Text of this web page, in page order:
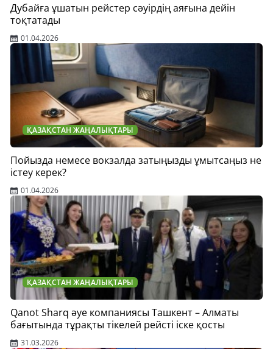
Дубайға ұшатын рейстер сәуірдің аяғына дейін
тоқтатады
01.04.2026
ҚАЗАҚСТАН ЖАҢАЛЫҚТАРЫ
Пойызда немесе вокзалда затыңызды ұмытсаңыз не
істеу керек?
01.04.2026
ҚАЗАҚСТАН ЖАҢАЛЫҚТАРЫ
Qanot Sharq әуе компаниясы Ташкент – Алматы
бағытында тұрақты тікелей рейсті іске қосты
31.03.2026